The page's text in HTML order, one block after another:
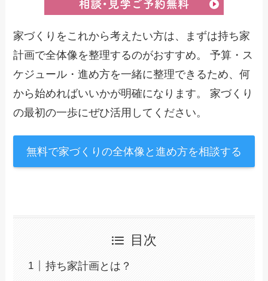
家づくりをこれから考えたい方は、まずは持ち家
計画で全体像を整理するのがおすすめ。 予算・ス
ケジュール・進め方を一緒に整理できるため、何
から始めればいいかが明確になります。 家づくり
の最初の一歩にぜひ活用してください。
無料で家づくりの全体像と進め方を相談する
目次
持ち家計画とは？